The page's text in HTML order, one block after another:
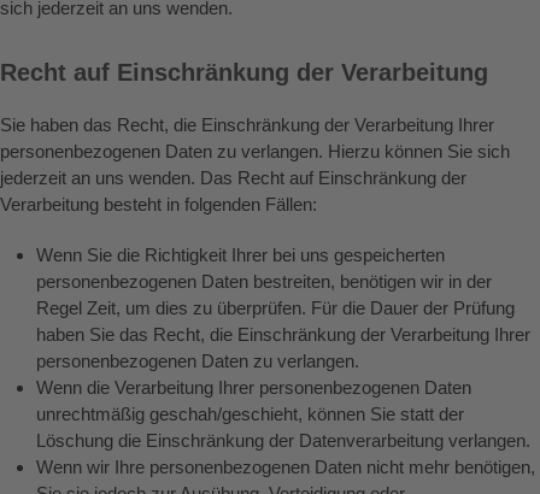
sich jederzeit an uns wenden.
Recht auf Einschränkung der Verarbeitung
Sie haben das Recht, die Einschränkung der Verarbeitung Ihrer
personenbezogenen Daten zu verlangen. Hierzu können Sie sich
jederzeit an uns wenden. Das Recht auf Einschränkung der
Verarbeitung besteht in folgenden Fällen:
Wenn Sie die Richtigkeit Ihrer bei uns gespeicherten
personenbezogenen Daten bestreiten, benötigen wir in der
Regel Zeit, um dies zu überprüfen. Für die Dauer der Prüfung
haben Sie das Recht, die Einschränkung der Verarbeitung Ihrer
personenbezogenen Daten zu verlangen.
Wenn die Verarbeitung Ihrer personenbezogenen Daten
unrechtmäßig geschah/geschieht, können Sie statt der
Löschung die Einschränkung der Datenverarbeitung verlangen.
Wenn wir Ihre personenbezogenen Daten nicht mehr benötigen,